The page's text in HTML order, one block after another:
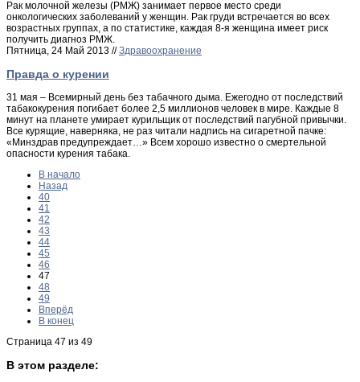
Рак молочной железы (РМЖ) занимает первое место среди
онкологических заболеваний у женщин. Рак груди встречается во всех
возрастных группах, а по статистике, каждая 8-я женщина имеет риск
получить диагноз РМЖ.
Пятница, 24 Май 2013 //Здравоохранение
Правда о курении
31 мая – Всемирный день без табачного дыма. Ежегодно от последствий
табакокурения погибает более 2,5 миллионов человек в мире. Каждые 8
минут на планете умирает курильщик от последствий пагубной привычки.
Все курящие, наверняка, не раз читали надпись на сигаретной пачке:
«Минздрав предупреждает…» Всем хорошо известно о смертельной
опасности курения табака.
В начало
Назад
40
41
42
43
44
45
46
47
48
49
Вперёд
В конец
Страница 47 из 49
В этом разделе: